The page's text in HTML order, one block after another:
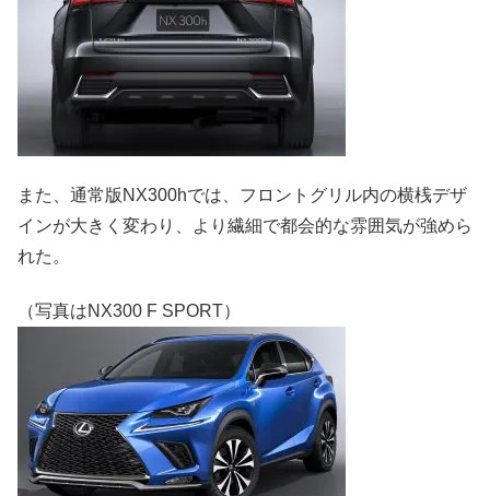
また、通常版NX300hでは、フロントグリル内の横桟デザ
インが大きく変わり、より繊細で都会的な雰囲気が強めら
れた。
（写真はNX300 F SPORT）